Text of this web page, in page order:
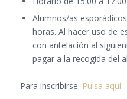
Alumnos/as
horas. Al hacer uso de
con antelación al
pagar a la recogida del
Para inscribirse. Pulsa aquí